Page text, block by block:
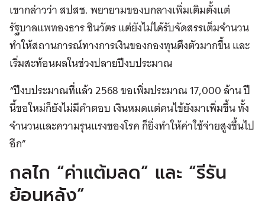
เขากล่าวว่า สปสช. พยายามของบกลางเพิ่มเติมตั้งแต่
รัฐบาลแพทองธาร ชินวัตร แต่ยังไม่ได้รับจัดสรรเต็มจำนวน
ทำให้สถานการณ์ทางการเงินของกองทุนตึงตัวมากขึ้น และ
เริ่มสะท้อนผลในช่วงปลายปีงบประมาณ
“ปีงบประมาณที่แล้ว 2568 ขอเพิ่มประมาณ 17,000 ล้าน ปี
นี้ขอใหม่ก็ยังไม่มีคำตอบ เงินหมดแต่คนไข้ยังมาเพิ่มขึ้น ทั้ง
จำนวนและความรุนแรงของโรค ก็ยิ่งทำให้ค่าใช้จ่ายสูงขึ้นไป
อีก”
กลไก “ค่าแต้มลด” และ “รีรัน
ย้อนหลัง”